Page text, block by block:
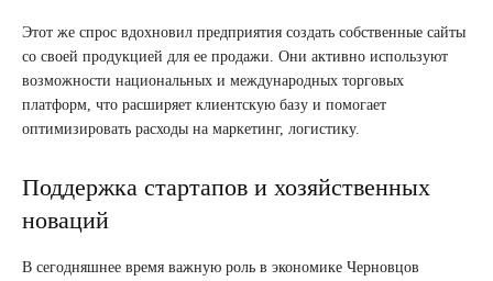
Этот же спрос вдохновил предприятия создать собственные сайты
со своей продукцией для ее продажи. Они активно используют
возможности национальных и международных торговых
платформ, что расширяет клиентскую базу и помогает
оптимизировать расходы на маркетинг, логистику.
Поддержка стартапов и хозяйственных
новаций
В сегодняшнее время важную роль в экономике Черновцов